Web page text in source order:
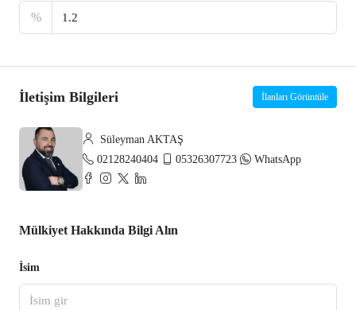
%
İletişim Bilgileri İlanları Görüntüle
Süleyman AKTAŞ
02128240404
05326307723 WhatsApp
Mülkiyet Hakkında Bilgi Alın
İsim